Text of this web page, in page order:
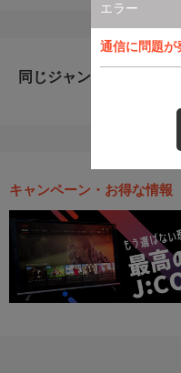
エラー
通信に問題
同じジャンルのおすすめ
キャンペーン・お得な情報